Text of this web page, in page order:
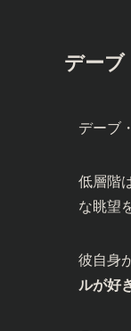
デーブ
デーブ
低層階
な眺望
彼自身
ルが好